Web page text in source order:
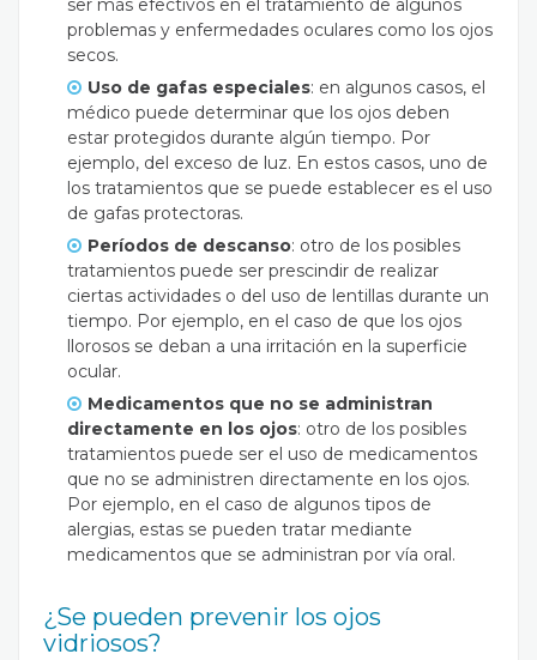
ser más efectivos en el tratamiento de algunos
problemas y enfermedades oculares como los ojos
secos.
Uso de gafas especiales: en algunos casos, el
médico puede determinar que los ojos deben
estar protegidos durante algún tiempo. Por
ejemplo, del exceso de luz. En estos casos, uno de
los tratamientos que se puede establecer es el uso
de gafas protectoras.
Períodos de descanso: otro de los posibles
tratamientos puede ser prescindir de realizar
ciertas actividades o del uso de lentillas durante un
tiempo. Por ejemplo, en el caso de que los ojos
llorosos se deban a una irritación en la superficie
ocular.
Medicamentos que no se administran
directamente en los ojos: otro de los posibles
tratamientos puede ser el uso de medicamentos
que no se administren directamente en los ojos.
Por ejemplo, en el caso de algunos tipos de
alergias, estas se pueden tratar mediante
medicamentos que se administran por vía oral.
¿Se pueden prevenir los ojos
vidriosos?